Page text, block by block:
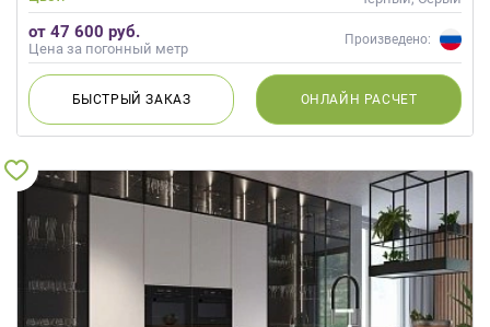
Современные
от 47 600 руб.
Цена за погонный метр
Произведено:
БЫСТРЫЙЗАКАЗ ОНЛАЙН РАСЧЕТ